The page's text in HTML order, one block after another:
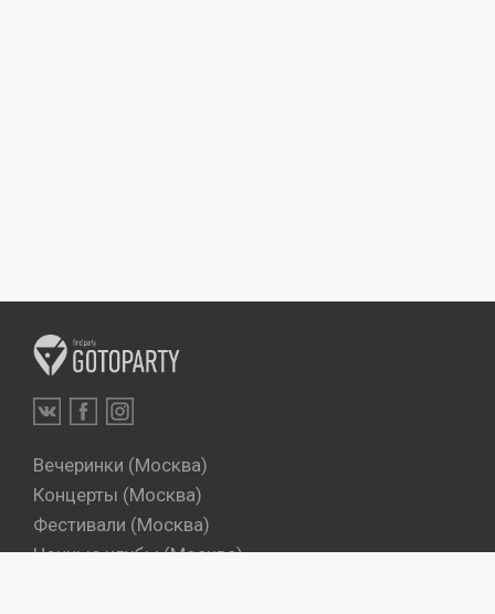
Вечеринки (Москва)
Концерты (Москва)
Фестивали (Москва)
Ночные клубы (Москва)